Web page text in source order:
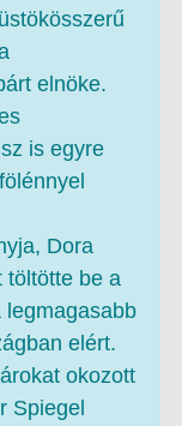
elnöke.
is egyre
Dora
töltötte be a
legmagasabb
elért.
okozott
Spiegel